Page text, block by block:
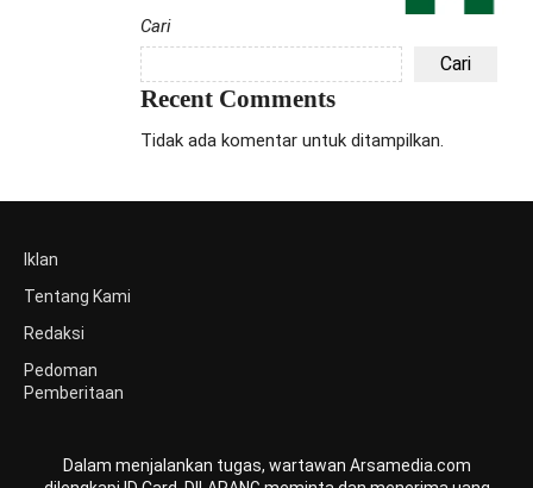
Cari
Cari
Recent Comments
Tidak ada komentar untuk ditampilkan.
Iklan
Tentang Kami
Redaksi
Pedoman
Pemberitaan
Dalam menjalankan tugas, wartawan Arsamedia.com